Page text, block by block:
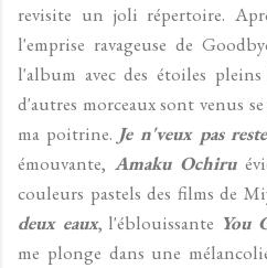
revisite un joli répertoire.
l'emprise ravageuse de
l'album avec des étoiles
d'autres morceaux sont venus
ma poitrine. Je n'veux pas
émouvante, Amaku Ochiru
couleurs pastels des films de
deux eaux, l'éblouissante You
me plonge dans une